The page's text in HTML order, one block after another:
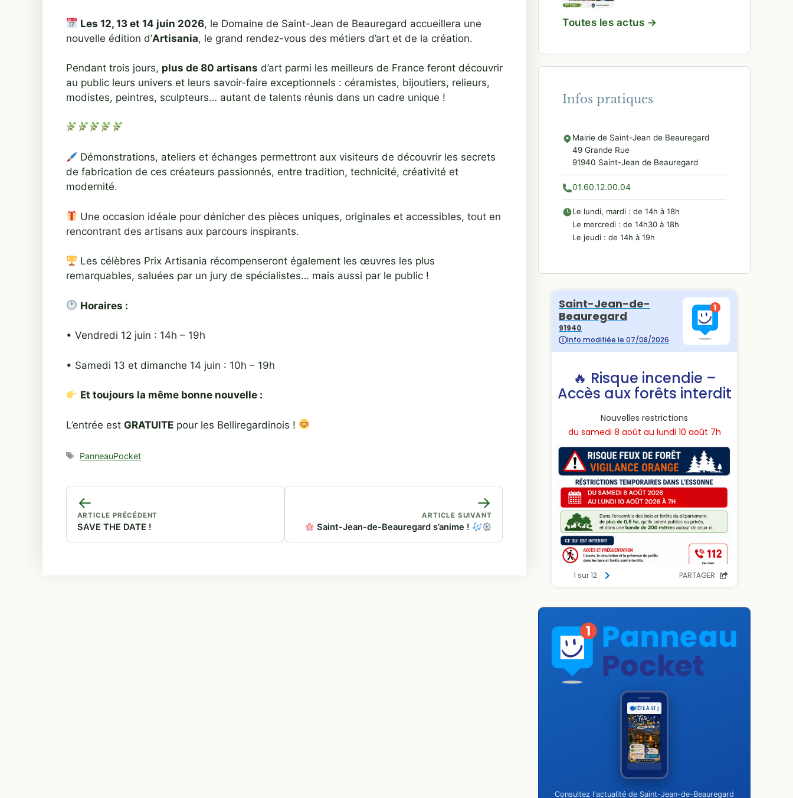
Les 12, 13 et 14 juin 2026, le Domaine de Saint-Jean de Beauregard accueillera une
nouvelle édition d’Artisania, le grand rendez-vous des métiers d’art et de la création.
Pendant trois jours, plus de 80 artisans d’art parmi les meilleurs de France feront découvrir
au public leurs univers et leurs savoir-faire exceptionnels : céramistes, bijoutiers, relieurs,
modistes, peintres, sculpteurs… autant de talents réunis dans un cadre unique !
Démonstrations, ateliers et échanges permettront aux visiteurs de découvrir les secrets
de fabrication de ces créateurs passionnés, entre tradition, technicité, créativité et
modernité.
Une occasion idéale pour dénicher des pièces uniques, originales et accessibles, tout en
rencontrant des artisans aux parcours inspirants.
Les célèbres Prix Artisania récompenseront également les œuvres les plus
remarquables, saluées par un jury de spécialistes… mais aussi par le public !
Horaires :
• Vendredi 12 juin : 14h – 19h
• Samedi 13 et dimanche 14 juin : 10h – 19h
Et toujours la même bonne nouvelle :
L’entrée est GRATUITE pour les Belliregardinois !
Étiquettes
PanneauPocket
←
ARTICLE PRÉCÉDENT
SAVE THE DATE !
→
ARTICLE SUIVANT
Saint-Jean-de-Beauregard s’anime !
Toutes les actus →
Infos pratiques
Mairie de Saint-Jean de Beauregard
49 Grande Rue
91940 Saint-Jean de Beauregard
01.60.12.00.04
Le lundi, mardi : de 14h à 18h
Le mercredi : de 14h30 à 18h
Le jeudi : de 14h à 19h
FÊTE À ST JEAN
Consultez l'actualité de Saint-Jean-de-Beauregard